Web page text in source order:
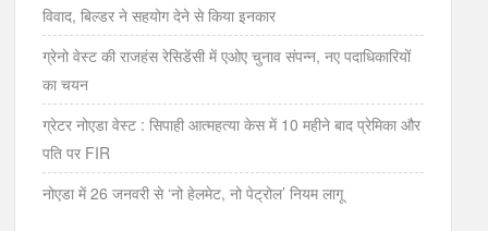
विवाद, बिल्डर ने सहयोग देने से किया इनकार
ग्रेनो वेस्ट की राजहंस रेसिडेंसी में एओए चुनाव संपन्न, नए पदाधिकारियों
का चयन
ग्रेटर नोएडा वेस्ट : सिपाही आत्महत्या केस में 10 महीने बाद प्रेमिका और
पति पर FIR
नोएडा में 26 जनवरी से ‘नो हेलमेट, नो पेट्रोल’ नियम लागू